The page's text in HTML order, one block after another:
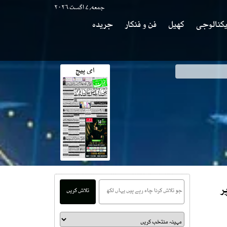
جمعه, ۷ اگست ۲۰۲۶
کھیل فن و فنکار
جریدہ
ای پیج
تلاش کریں